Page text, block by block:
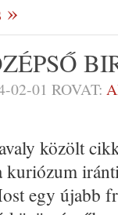
02-01 ROVAT:
közölt
kuriózum
egy újabb